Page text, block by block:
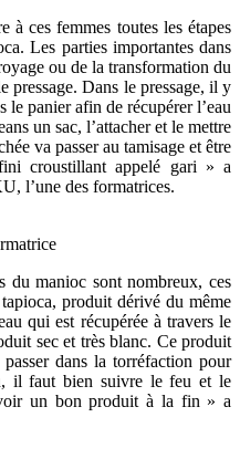
à ces femmes toutes les étapes
Les parties importantes dans
ou de la transformation du
pressage. Dans le pressage, il y
le panier afin de récupérer l’eau
un sac, l’attacher et le mettre
va passer au tamisage et être
croustillant appelé gari » a
l’une des formatrices.
du manioc sont nombreux, ces
produit dérivé du même
qui est récupérée à travers le
sec et très blanc. Ce produit
dans la torréfaction pour
il faut bien suivre le feu et le
un bon produit à la fin » a